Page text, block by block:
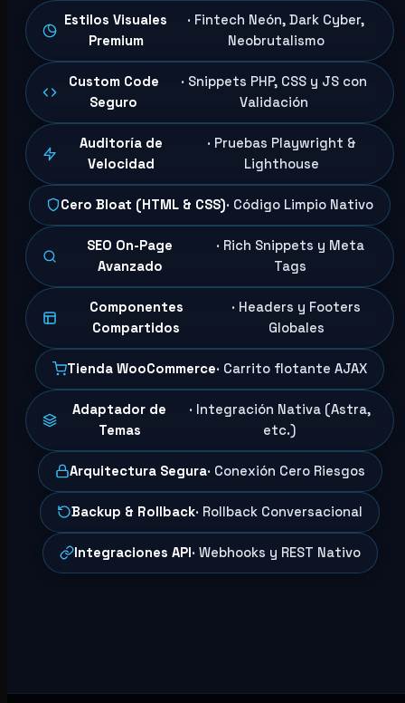
Estilos Visuales
Premium
· Fintech Neón, Dark Cyber,
Neobrutalismo
Custom Code
Seguro
· Snippets PHP, CSS y JS con
Validación
Auditoría de
Velocidad
· Pruebas Playwright &
Lighthouse
Cero Bloat (HTML & CSS)· Código Limpio Nativo
SEO On-Page
Avanzado
· Rich Snippets y Meta
Tags
Componentes
Compartidos
· Headers y Footers
Globales
Tienda WooCommerce· Carrito flotante AJAX
Adaptador de
Temas
· Integración Nativa (Astra,
etc.)
Arquitectura Segura· Conexión Cero Riesgos
Backup & Rollback· Rollback Conversacional
Integraciones API· Webhooks y REST Nativo